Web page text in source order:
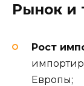
Рынок и
Рост
Европы;